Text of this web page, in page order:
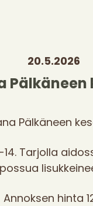
20.5.2026
Pälkäneen
Tarjolla
possua
Annoksen hinta